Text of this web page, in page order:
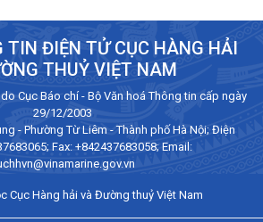
TIN ĐIỆN TỬ CỤC HÀNG HẢI
THUỶ VIỆT NAM
Cục Báo chí - Bộ Văn hoá Thông tin cấp ngày
29/12/2003
- Phường Từ Liêm - Thành phố Hà Nội; Điện
; Fax: +842437683058; Email:
Cục Hàng hải và Đường thuỷ Việt Nam